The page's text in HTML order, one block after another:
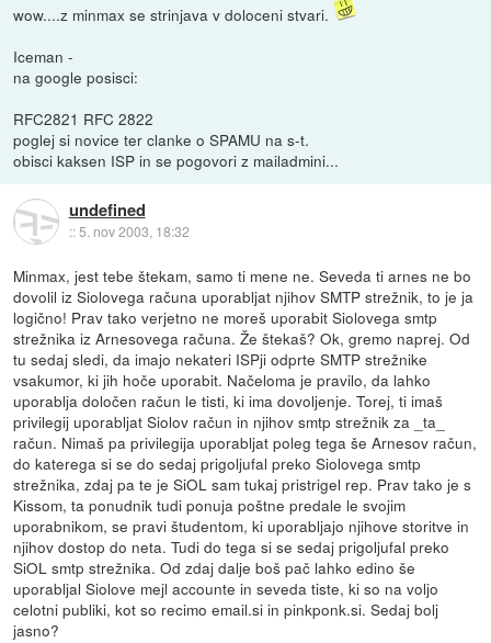
wow....z minmax se strinjava v doloceni stvari.
Iceman -
na google posisci:
RFC2821 RFC 2822
poglej si novice ter clanke o SPAMU na s-t.
obisci kaksen ISP in se pogovori z mailadmini...
undefined
::5. nov 2003, 18:32
Minmax, jest tebe štekam, samo ti mene ne. Seveda ti arnes ne bo
dovolil iz Siolovega računa uporabljat njihov SMTP strežnik, to je ja
logično! Prav tako verjetno ne moreš uporabit Siolovega smtp
strežnika iz Arnesovega računa. Že štekaš? Ok, gremo naprej. Od
tu sedaj sledi, da imajo nekateri ISPji odprte SMTP strežnike
vsakumor, ki jih hoče uporabit. Načeloma je pravilo, da lahko
uporablja določen račun le tisti, ki ima dovoljenje. Torej, ti imaš
privilegij uporabljat Siolov račun in njihov smtp strežnik za _ta_
račun. Nimaš pa privilegija uporabljat poleg tega še Arnesov račun,
do katerega si se do sedaj prigoljufal preko Siolovega smtp
strežnika, zdaj pa te je SiOL sam tukaj pristrigel rep. Prav tako je s
Kissom, ta ponudnik tudi ponuja poštne predale le svojim
uporabnikom, se pravi študentom, ki uporabljajo njihove storitve in
njihov dostop do neta. Tudi do tega si se sedaj prigoljufal preko
SiOL smtp strežnika. Od zdaj dalje boš pač lahko edino še
uporabljal Siolove mejl accounte in seveda tiste, ki so na voljo
celotni publiki, kot so recimo email.si in pinkponk.si. Sedaj bolj
jasno?